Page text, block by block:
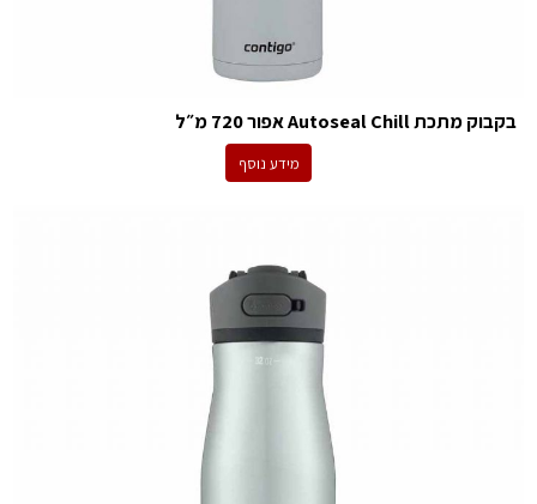
בקבוק מתכת Autoseal Chill אפור 720 מ״ל
מידע נוסף